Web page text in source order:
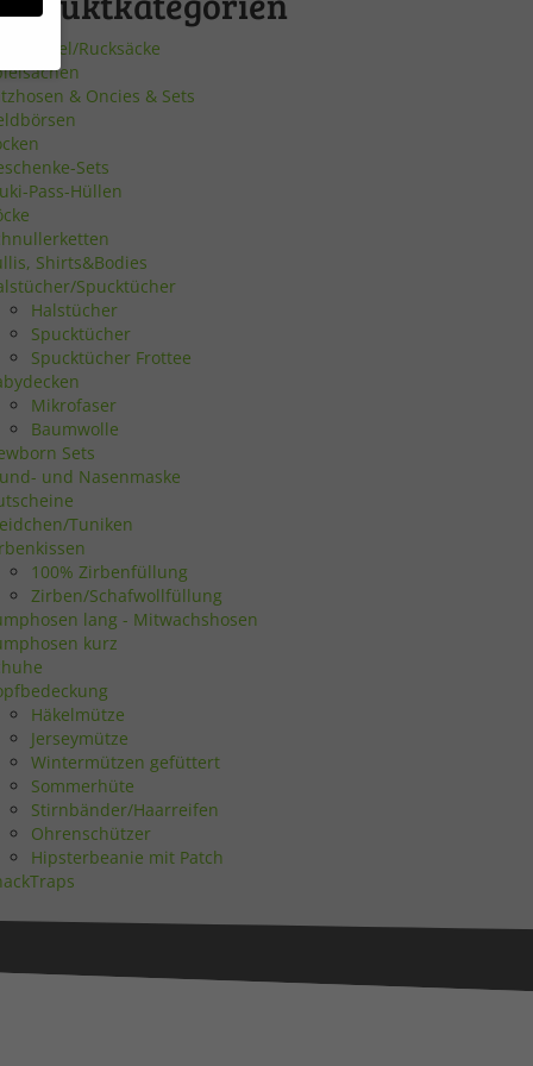
Rucksäcke
& Oncies & Sets
Sets
Pass-Hüllen
Shirts&Bodies
Spucktücher
Halstücher
Spucktücher
Spucktücher Frottee
Mikrofaser
Baumwolle
Sets
und Nasenmaske
Tuniken
100% Zirbenfüllung
Zirben/Schafwollfüllung
lang - Mitwachshosen
kurz
Häkelmütze
Jerseymütze
Wintermützen gefüttert
Sommerhüte
Stirnbänder/Haarreifen
Ohrenschützer
Hipsterbeanie mit Patch
Zurück
Statistiken
Marketing
Externe Medien